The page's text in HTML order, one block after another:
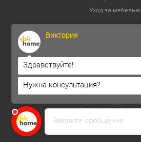
Уход за мебелью
ОГРНИП
ИНН
Введите сообщение
Виктория
Здравствуйте!
Нужна консультация?